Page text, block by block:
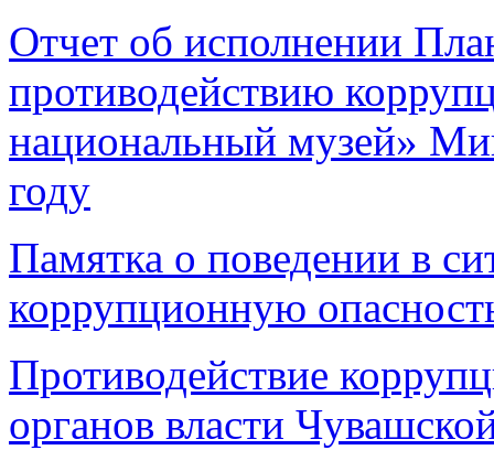
Отчет об исполнении
противодействию
национальный музей»
году
Памятка о поведении в
коррупционную
Противодействие
органов власти